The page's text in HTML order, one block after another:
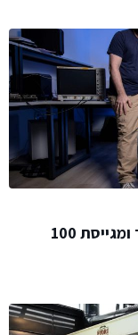
קוואנטום משינס רוכשת חברה בהולנד ומגייסת 100